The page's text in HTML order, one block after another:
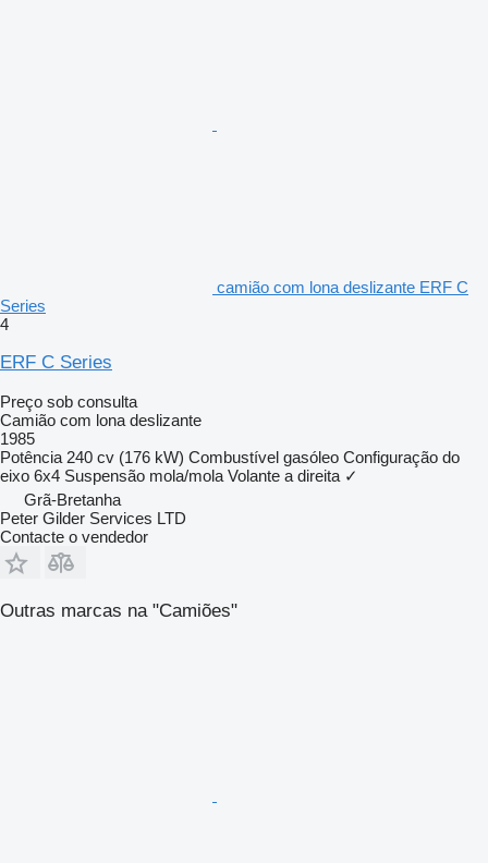
camião com lona deslizante ERF C
Series
4
ERF C Series
Preço sob consulta
Camião com lona deslizante
1985
Potência 240 cv (176 kW) Combustível gasóleo Configuração do
eixo 6x4 Suspensão mola/mola Volante a direita ✓
Grã-Bretanha
Peter Gilder Services LTD
Contacte o vendedor
Outras marcas na "Camiões"